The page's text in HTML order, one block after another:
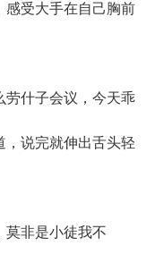
受大手在自己胸前
什子会议，今天乖
，说完就伸出舌头轻
非是小徒我不